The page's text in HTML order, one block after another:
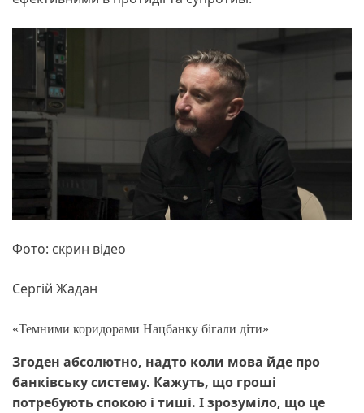
Фото: скрин відео
Сергій Жадан
«Темними коридорами Нацбанку бігали діти»
Згоден абсолютно, надто коли мова йде про
банківську систему. Кажуть, що гроші
потребують спокою і тиші. І зрозуміло, що це